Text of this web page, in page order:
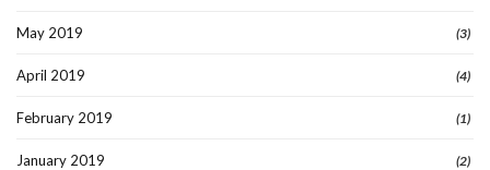
May 2019 (3)
April 2019 (4)
February 2019 (1)
January 2019 (2)